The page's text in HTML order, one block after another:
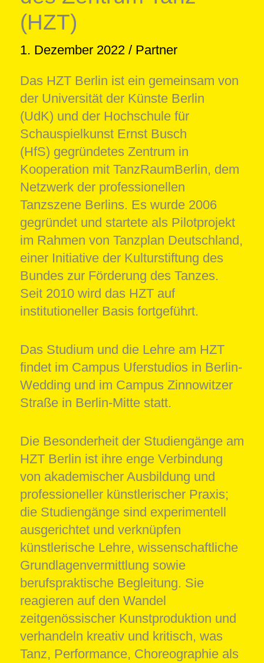
(HZT)
1. Dezember 2022 / Partner
Das HZT Berlin ist ein gemeinsam von
der Universität der Künste Berlin
(UdK) und der Hochschule für
Schauspielkunst Ernst Busch
(HfS) gegründetes Zentrum in
Kooperation mit TanzRaumBerlin, dem
Netzwerk der professionellen
Tanzszene Berlins. Es wurde 2006
gegründet und startete als Pilotprojekt
im Rahmen von Tanzplan Deutschland,
einer Initiative der Kulturstiftung des
Bundes zur Förderung des Tanzes.
Seit 2010 wird das HZT auf
institutioneller Basis fortgeführt.
Das Studium und die Lehre am HZT
findet im Campus Uferstudios in Berlin-
Wedding und im Campus Zinnowitzer
Straße in Berlin-Mitte statt.
Die Besonderheit der Studiengänge am
HZT Berlin ist ihre enge Verbindung
von akademischer Ausbildung und
professioneller künstlerischer Praxis;
die Studiengänge sind experimentell
ausgerichtet und verknüpfen
künstlerische Lehre, wissenschaftliche
Grundlagenvermittlung sowie
berufspraktische Begleitung. Sie
reagieren auf den Wandel
zeitgenössischer Kunstproduktion und
verhandeln kreativ und kritisch, was
Tanz, Performance, Choreographie als